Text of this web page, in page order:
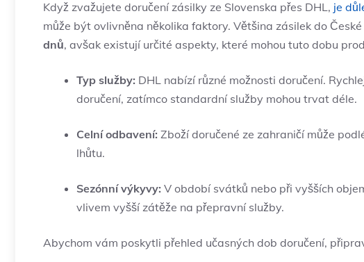
Když zvažujete doručení zásilky ze Slovenska přes DHL, je
může být ovlivněna několika faktory. Většina zásilek do
dnů, avšak existují určité aspekty, které mohou tuto dobu
Typ služby: DHL nabízí různé možnosti doručení.
doručení, zatímco standardní služby mohou trvat déle.
Celní odbavení: Zboží doručené ze zahraničí může
lhůtu.
Sezónní výkyvy: V období svátků nebo při vyšších
vlivem vyšší zátěže na přepravní služby.
Abychom vám poskytli přehled učasných dob doručení,